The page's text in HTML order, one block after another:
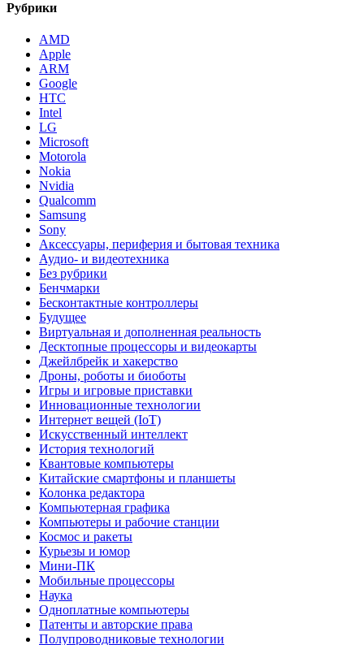
Рубрики
AMD
Apple
ARM
Google
HTC
Intel
LG
Microsoft
Motorola
Nokia
Nvidia
Qualcomm
Samsung
Sony
Аксессуары, периферия и бытовая техника
Аудио- и видеотехника
Без рубрики
Бенчмарки
Бесконтактные контроллеры
Будущее
Виртуальная и дополненная реальность
Десктопные процессоры и видеокарты
Джейлбрейк и хакерство
Дроны, роботы и биоботы
Игры и игровые приставки
Инновационные технологии
Интернет вещей (IoT)
Искусственный интеллект
История технологий
Квантовые компьютеры
Китайские смартфоны и планшеты
Колонка редактора
Компьютерная графика
Компьютеры и рабочие станции
Космос и ракеты
Курьезы и юмор
Мини-ПК
Мобильные процессоры
Наука
Одноплатные компьютеры
Патенты и авторские права
Полупроводниковые технологии